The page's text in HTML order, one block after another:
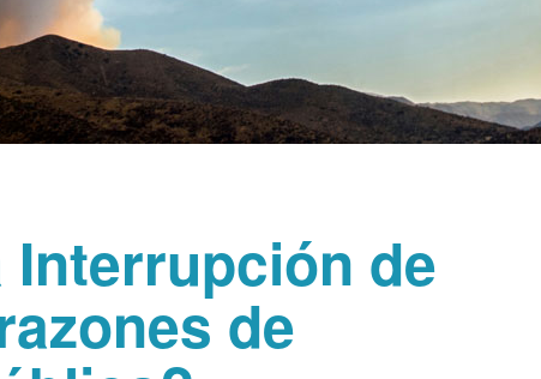
Interrupción de
de